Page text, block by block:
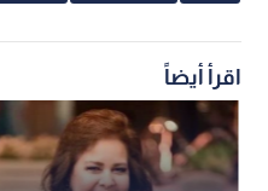
اقرأ أيضاً